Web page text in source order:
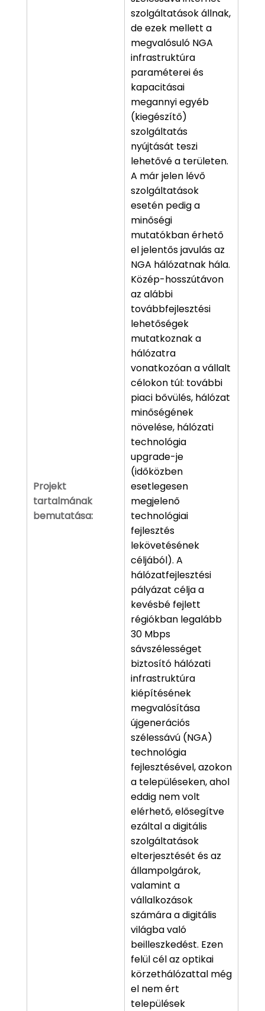
Projekt
tartalmának
bemutatása:
szolgáltatások állnak,
de ezek mellett a
megvalósuló NGA
infrastruktúra
paraméterei és
kapacitásai
megannyi egyéb
(kiegészítő)
szolgáltatás
nyújtását teszi
lehetővé a területen.
A már jelen lévő
szolgáltatások
esetén pedig a
minőségi
mutatókban érhető
el jelentős javulás az
NGA hálózatnak hála.
Közép-hosszútávon
az alábbi
továbbfejlesztési
lehetőségek
mutatkoznak a
hálózatra
vonatkozóan a vállalt
célokon túl: további
piaci bővülés, hálózat
minőségének
növelése, hálózati
technológia
upgrade-je
(időközben
esetlegesen
megjelenő
technológiai
fejlesztés
lekövetésének
céljából). A
hálózatfejlesztési
pályázat célja a
kevésbé fejlett
régiókban legalább
30 Mbps
sávszélességet
biztosító hálózati
infrastruktúra
kiépítésének
megvalósítása
újgenerációs
szélessávú (NGA)
technológia
fejlesztésével, azokon
a településeken, ahol
eddig nem volt
elérhető, elősegítve
ezáltal a digitális
szolgáltatások
elterjesztését és az
állampolgárok,
valamint a
vállalkozások
számára a digitális
világba való
beilleszkedést. Ezen
felül cél az optikai
körzethálózattal még
el nem ért
települések